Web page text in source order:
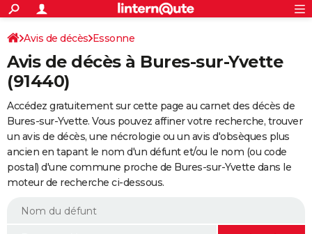
ACTUALITÉS
Politique
Société
Faits Divers
Education
Monde
Villes
+
SPORT
Coupe du monde 2026
Football
Tennis
Cyclisme
Rugby
Forum
FINANCE
Retraite
Impôts
Epargne
Immobilier
Risques naturels par ville
Banque
Assurance
Crédit
Essais
Réserver un essai
Citadines
Berlines
SUV
Forum auto
+
HIGH-TECH
Mobiles
Meilleur smartphone
Internet
Ordinateurs
Jeux vidéo
Guide high-tech
+BRICOLAGE
Forum
Aménagement intérieur
Extérieur
Cuisine
Salle de bains
Jardinage
Rangement
WEEK-END
Avis de décès Essonne
Avis de décès à Bures-sur-Yvette
(91440)
Accédez gratuitement sur cette page au carnet des décès de
Bures-sur-Yvette. Vous pouvez affiner votre recherche, trouver
un avis de décès, une nécrologie ou un avis d'obsèques plus
ancien en tapant le nom d'un défunt et/ou le nom (ou code
postal) d'une commune proche de Bures-sur-Yvette dans le
moteur de recherche ci-dessous.